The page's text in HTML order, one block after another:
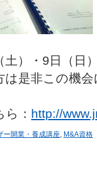
土）・9日（日
は是非この機
： http://
ー開業・養成講座, M&A資格